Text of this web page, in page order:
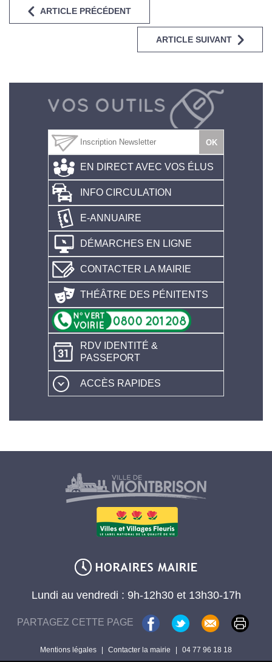
ARTICLE PRÉCÉDENT
ARTICLE SUIVANT
EN DIRECT AVEC VOS ÉLUS
INFO CIRCULATION
E-ANNUAIRE
DÉMARCHES EN LIGNE
CONTACTER LA MAIRIE
THÉÂTRE DES PÉNITENTS
RDV IDENTITÉ &
PASSEPORT
ACCÈS RAPIDES
Lundi au vendredi : 9h-12h30 et 13h30-17h
PARTAGEZ CETTE PAGE
Mentions légales | Contacter la mairie | 04 77 96 18 18